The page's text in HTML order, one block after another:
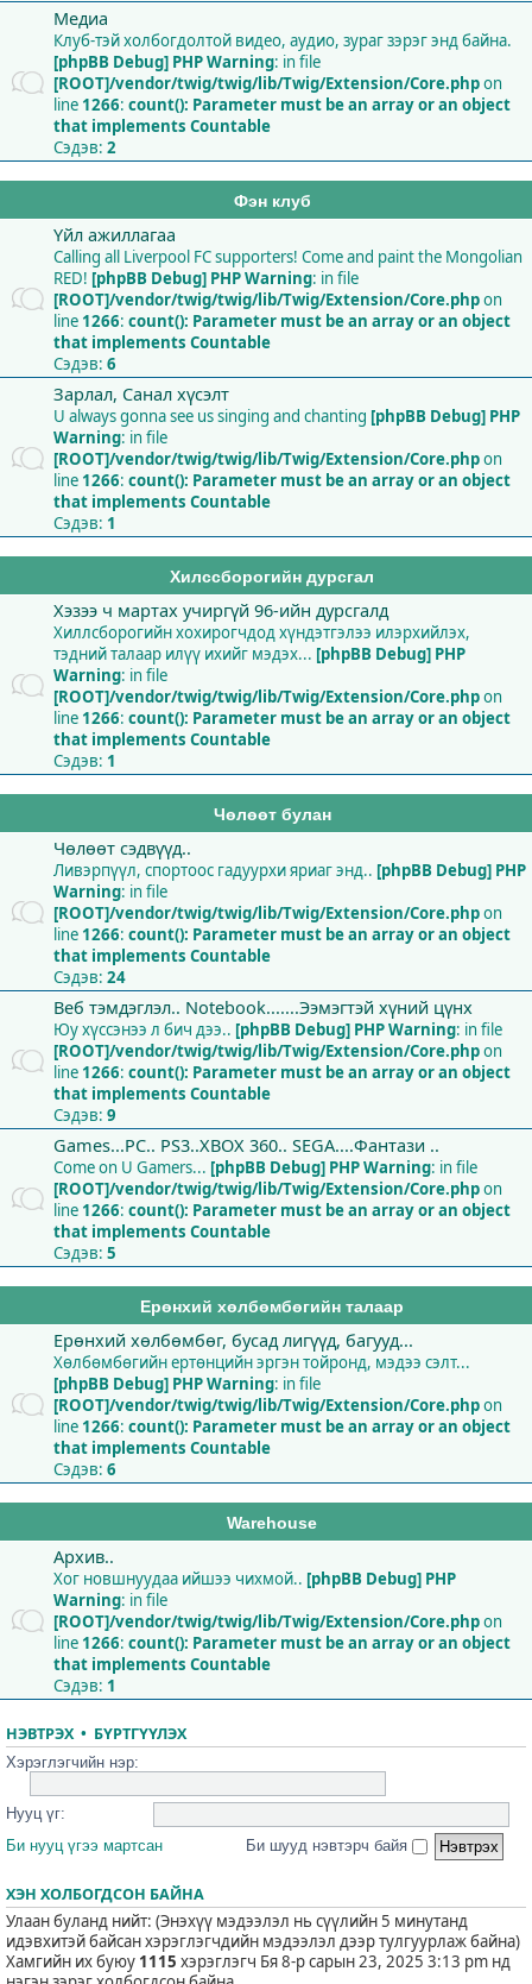
Медиа
Клуб-тэй холбогдолтой видео, аудио, зураг зэрэг энд байна.
[phpBB Debug] PHP Warning: in file
[ROOT]/vendor/twig/twig/lib/Twig/Extension/Core.phpon
line 1266: count(): Parameter must be an array or an object
that implements Countable
Сэдэв: 2
Фэн клуб
Үйл ажиллагаа
Calling all Liverpool FC supporters! Come and paint the Mongolian
RED! [phpBB Debug] PHP Warning: in file
[ROOT]/vendor/twig/twig/lib/Twig/Extension/Core.phpon
line 1266: count(): Parameter must be an array or an object
that implements Countable
Сэдэв: 6
Зарлал, Санал хүсэлт
U always gonna see us singing and chanting [phpBB Debug] PHP
Warning: in file
[ROOT]/vendor/twig/twig/lib/Twig/Extension/Core.phpon
line 1266: count(): Parameter must be an array or an object
that implements Countable
Сэдэв: 1
Хилссборогийн дурсгал
Хэзээ ч мартах учиргүй 96-ийн дурсгалд
Хиллсборогийн хохирогчдод хүндэтгэлээ илэрхийлэх,
тэдний талаар илүү ихийг мэдэх... [phpBB Debug] PHP
Warning: in file
[ROOT]/vendor/twig/twig/lib/Twig/Extension/Core.phpon
line 1266: count(): Parameter must be an array or an object
that implements Countable
Сэдэв: 1
Чөлөөт булан
Чөлөөт сэдвүүд..
Ливэрпүүл, спортоос гадуурхи яриаг энд.. [phpBB Debug] PHP
Warning: in file
[ROOT]/vendor/twig/twig/lib/Twig/Extension/Core.phpon
line 1266: count(): Parameter must be an array or an object
that implements Countable
Сэдэв: 24
Веб тэмдэглэл.. Notebook.......Ээмэгтэй хүний цүнх
Юу хүссэнээ л бич дээ.. [phpBB Debug] PHP Warning: in file
[ROOT]/vendor/twig/twig/lib/Twig/Extension/Core.phpon
line 1266: count(): Parameter must be an array or an object
that implements Countable
Сэдэв: 9
Games...PC.. PS3..XBOX 360.. SEGA....Фантази ..
Come on U Gamers... [phpBB Debug] PHP Warning: in file
[ROOT]/vendor/twig/twig/lib/Twig/Extension/Core.phpon
line 1266: count(): Parameter must be an array or an object
that implements Countable
Сэдэв: 5
Ерөнхий хөлбөмбөгийн талаар
Ерөнхий хөлбөмбөг, бусад лигүүд, багууд...
Хөлбөмбөгийн ертөнцийн эргэн тойронд, мэдээ сэлт...
[phpBB Debug] PHP Warning: in file
[ROOT]/vendor/twig/twig/lib/Twig/Extension/Core.phpon
line 1266: count(): Parameter must be an array or an object
that implements Countable
Сэдэв: 6
Warehouse
Архив..
Хог новшнуудаа ийшээ чихмой.. [phpBB Debug] PHP
Warning: in file
[ROOT]/vendor/twig/twig/lib/Twig/Extension/Core.phpon
line 1266: count(): Parameter must be an array or an object
that implements Countable
Сэдэв: 1
НЭВТРЭХ• БҮРТГҮҮЛЭХ
Хэрэглэгчийн нэр:
Нууц үг:
Би нууц үгээ мартсан
Би шууд нэвтэрч байя
ХЭН ХОЛБОГДСОН БАЙНА
Улаан буланд нийт: (Энэхүү мэдээлэл нь сүүлийн 5 минутанд
идэвхитэй байсан хэрэглэгчдийн мэдээлэл дээр тулгуурлаж байна)
Хамгийн их буюу 1115 хэрэглэгч Бя 8-р сарын 23, 2025 3:13 pm нд